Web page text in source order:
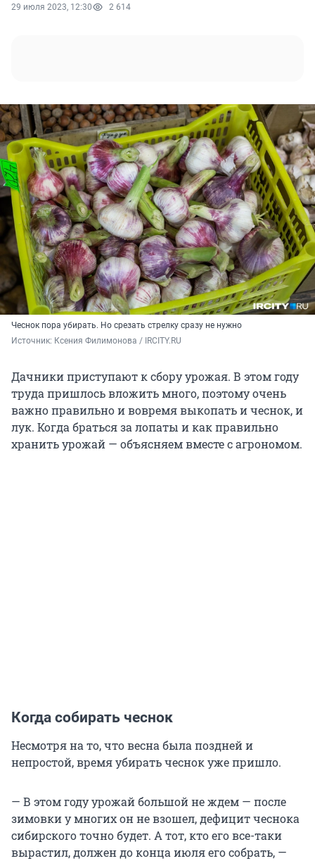
29 июля 2023, 12:30 2 614
Чеснок пора убирать. Но срезать стрелку сразу не нужно
Источник: Ксения Филимонова / IRCITY.RU
Дачники приступают к сбору урожая. В этом году
труда пришлось вложить много, поэтому очень
важно правильно и вовремя выкопать и чеснок, и
лук. Когда браться за лопаты и как правильно
хранить урожай — объясняем вместе с агрономом.
Когда собирать чеснок
Несмотря на то, что весна была поздней и
непростой, время убирать чеснок уже пришло.
— В этом году урожай большой не ждем — после
зимовки у многих он не взошел, дефицит чеснока
сибирского точно будет. А тот, кто его все-таки
вырастил, должен до конца июля его собрать, —